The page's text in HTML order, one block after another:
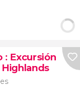
: Excursión
Highlands